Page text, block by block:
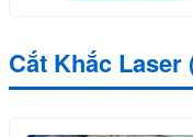
Cắt Khắc Laser